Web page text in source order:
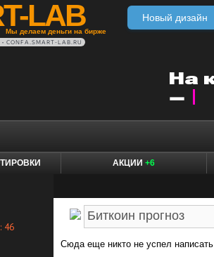
LAB
Мы делаем деньги на бирже
Новый дизайн
CONFA.SMART-LAB.RU
АКЦИИ +6
46
Сюда еще никто не успел написать